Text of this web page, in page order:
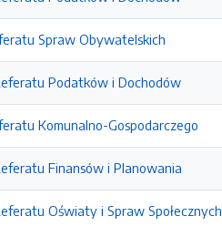
Spraw Obywatelskich
Podatków i Dochodów
Komunalno-Gospodarczego
Finansów i Planowania
Oświaty i Spraw Społecznych